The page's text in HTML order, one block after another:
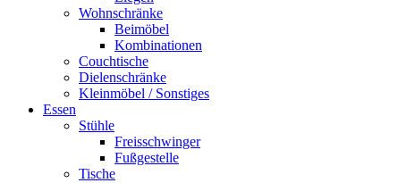
Wohnschränke
Beimöbel
Kombinationen
Couchtische
Dielenschränke
Kleinmöbel / Sonstiges
Essen
Stühle
Freisschwinger
Fußgestelle
Tische